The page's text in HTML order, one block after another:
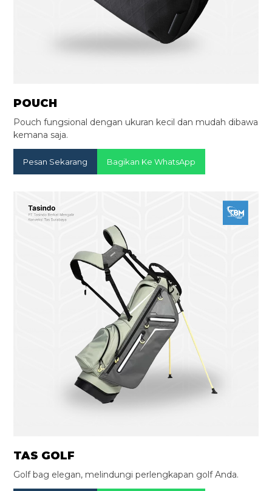
POUCH
Pouch fungsional dengan ukuran kecil dan mudah dibawa
kemana saja.
Pesan Sekarang Bagikan Ke WhatsApp
TAS GOLF
Golf bag elegan, melindungi perlengkapan golf Anda.